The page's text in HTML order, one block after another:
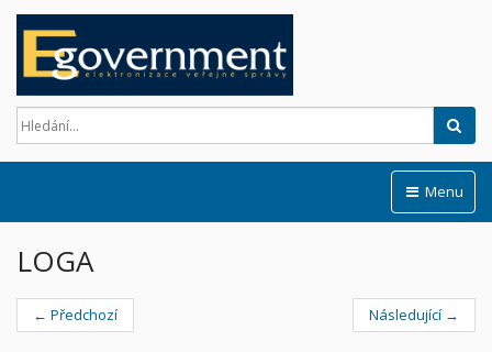
Menu
LOGA
← Předchozí Následující →